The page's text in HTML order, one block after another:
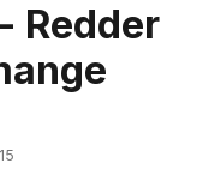
Redder